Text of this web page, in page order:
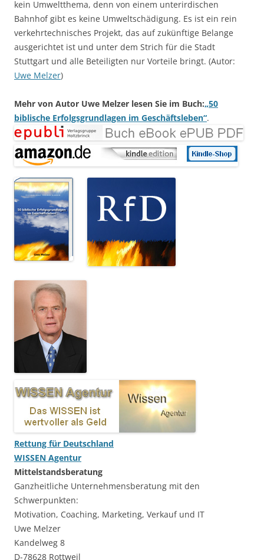
kein Umweltthema, denn von einem unterirdischen
Bahnhof gibt es keine Umweltschädigung. Es ist ein rein
verkehrtechnisches Projekt, das auf zukünftige Belange
ausgerichtet ist und unter dem Strich für die Stadt
Stuttgart und alle Beteiligten nur Vorteile bringt. (Autor:
Uwe Melzer)
Mehr von Autor Uwe Melzer lesen Sie im Buch:„50
biblische Erfolgsgrundlagen im Geschäftsleben“.
Rettung für Deutschland
WISSEN Agentur
Mittelstandsberatung
Ganzheitliche Unternehmensberatung mit den
Schwerpunkten:
Motivation, Coaching, Marketing, Verkauf und IT
Uwe Melzer
Kandelweg 8
D-78628 Rottweil